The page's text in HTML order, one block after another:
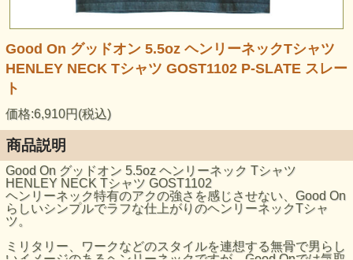
Good On グッドオン 5.5oz ヘンリーネックTシャツ
HENLEY NECK Tシャツ GOST1102 P-SLATE スレー
ト
価格:6,910円(税込)
商品説明
Good On グッドオン 5.5oz ヘンリーネック Tシャツ
HENLEY NECK Tシャツ GOST1102
ヘンリーネック特有のアクの強さを感じさせない、Good On
らしいシンプルでラフな仕上がりのヘンリーネックTシャ
ツ。
ミリタリー、ワークなどのスタイルを連想する無骨で男らし